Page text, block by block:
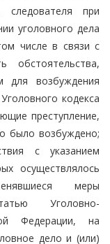
следователя при
уголовного дела
числе в связи с
обстоятельства,
для возбуждения
кодекса
преступление,
было возбуждено;
с указанием
осуществлялось
меры
Уголовно-
Федерации, на
дело и (или)